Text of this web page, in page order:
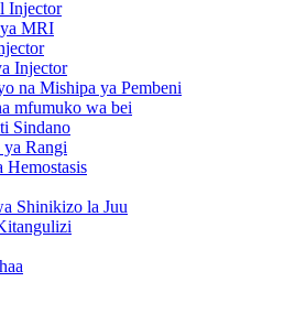
Injector
MRI
Injector
na Mishipa ya Pembeni
mfumuko wa bei
Sindano
ya Rangi
Hemostasis
Shinikizo la Juu